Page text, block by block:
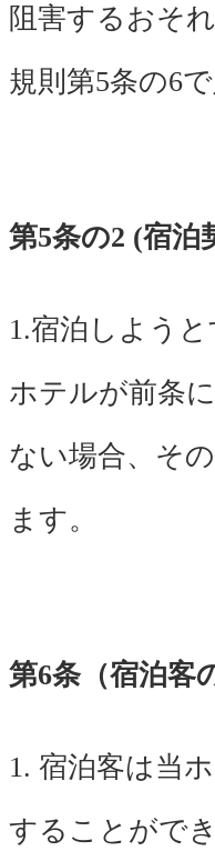
阻害するおそ
規則第5条の6
第5条の2 (宿泊
1.宿泊しよう
ホテルが前条
ない場合、そ
ます。
第6条（宿泊客
1. 宿泊客は当
することができ